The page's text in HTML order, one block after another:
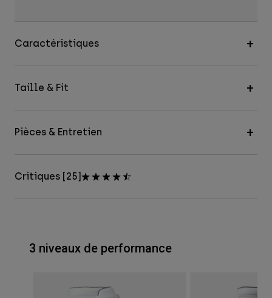
Caractéristiques
Taille & Fit
Pièces & Entretien
Critiques [25]
3 niveaux de performance